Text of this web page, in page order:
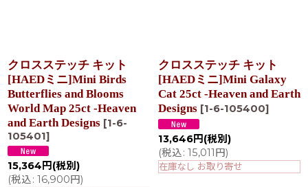
クロスステッチ キット
[HAEDミニ]Mini Birds
Butterflies and Blooms
World Map 25ct -Heaven
and Earth Designs [1-6-
105401]
15,364 円 (税別)
(税込: 16,900円)
クロスステッチ キット
[HAEDミニ]Mini Galaxy
Cat 25ct -Heaven and Earth
Designs [1-6-105400]
13,646円 (税別)
(税込: 15,011円)
在庫なし お取り寄せ